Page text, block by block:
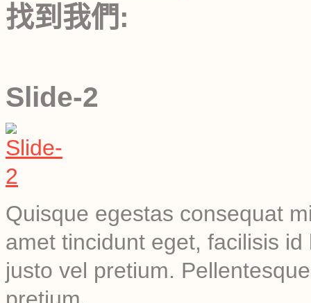
找到我們:
Slide-2
Quisque egestas consequat
amet tincidunt eget, facilisis
justo vel pretium.